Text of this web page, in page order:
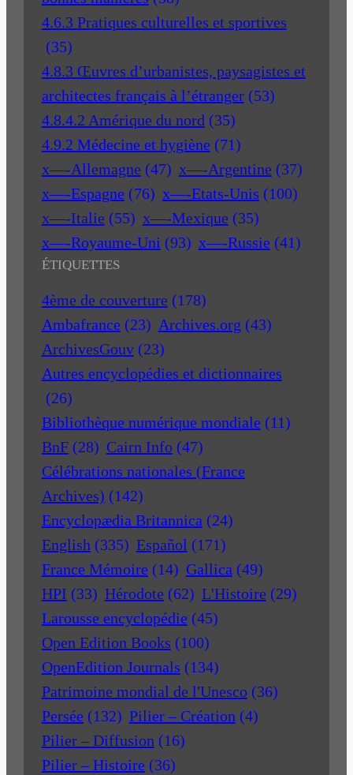
4.6.3 Pratiques culturelles et sportives
(35)
4.8.3 Œuvres d’urbanistes, paysagistes et
architectes français à l’étranger (53)
4.8.4.2 Amérique du nord (35)
4.9.2 Médecine et hygiène (71)
x—-Allemagne (47) x—-Argentine (37)
x—-Espagne (76) x—-Etats-Unis (100)
x—-Italie (55) x—-Mexique (35)
x—-Royaume-Uni (93) x—-Russie (41)
ÉTIQUETTES
4ème de couverture (178)
Ambafrance (23) Archives.org (43)
ArchivesGouv (23)
Autres encyclopédies et dictionnaires
(26)
Bibliothèque numérique mondiale (11)
BnF (28) Cairn Info (47)
Célébrations nationales (France
Archives) (142)
Encyclopædia Britannica (24)
English (335) Español (171)
France Mémoire (14) Gallica (49)
HPI (33) Hérodote (62) L'Histoire (29)
Larousse encyclopédie (45)
Open Edition Books (100)
OpenEdition Journals (134)
Patrimoine mondial de l'Unesco (36)
Persée (132) Pilier – Création (4)
Pilier – Diffusion (16)
Pilier – Histoire (36)